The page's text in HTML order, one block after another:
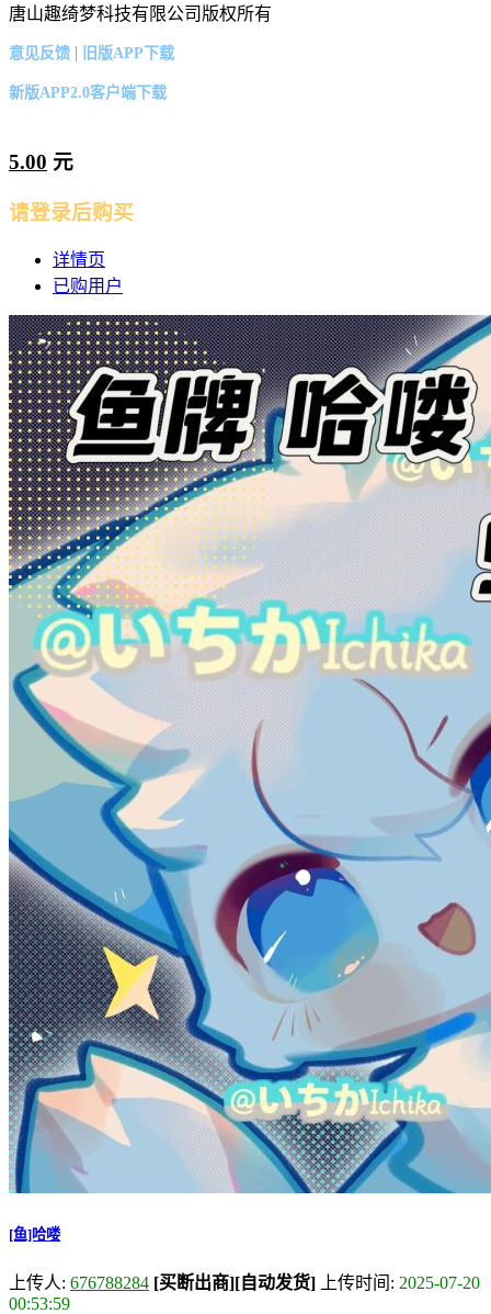
唐山趣绮梦科技有限公司版权所有
意见反馈 | 旧版APP下载
新版APP2.0客户端下载
5.00 元
请登录后购买
详情页
已购用户
[鱼]哈喽
上传人: 676788284 [买断出商][自动发货] 上传时间: 2025-07-20
00:53:59